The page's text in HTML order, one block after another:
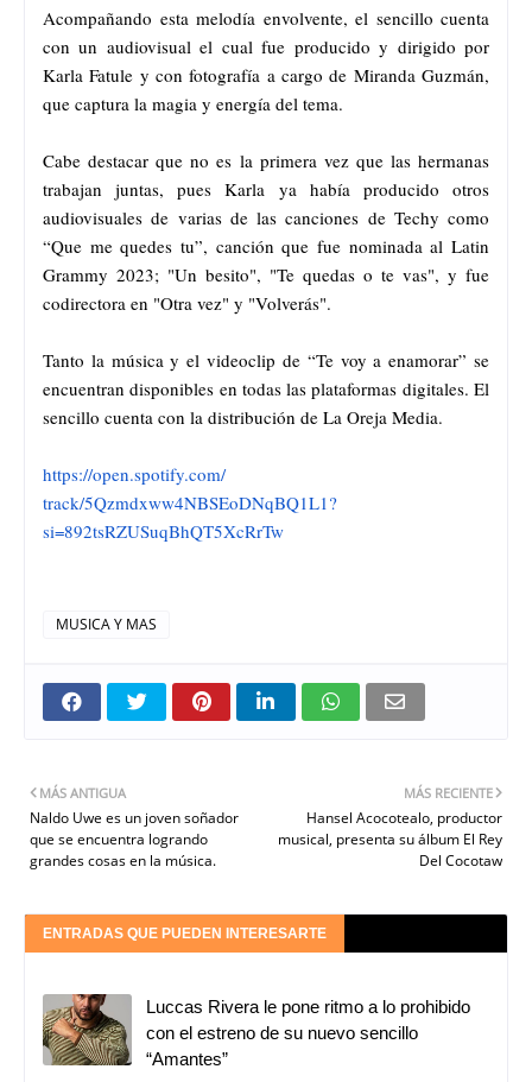
Acompañando esta melodía envolvente, el sencillo cuenta
con un audiovisual el cual fue producido y dirigido por
Karla Fatule y con fotografía a cargo de Miranda Guzmán,
que captura la magia y energía del tema.
Cabe destacar que no es la primera vez que las hermanas
trabajan juntas, pues Karla ya había producido otros
audiovisuales de varias de las canciones de Techy como
“Que me quedes tu”, canción que fue nominada al Latin
Grammy 2023; "Un besito", "Te quedas o te vas", y fue
codirectora en "Otra vez" y "Volverás".
Tanto la música y el videoclip de “Te voy a enamorar” se
encuentran disponibles en todas las plataformas digitales. El
sencillo cuenta con la distribución de La Oreja Media.
https://open.spotify.com/
track/5Qzmdxww4NBSEoDNqBQ1L1?
si=892tsRZUSuqBhQT5XcRrTw
MUSICA Y MAS
MÁS RECIENTE
Hansel Acocotealo, productor
musical, presenta su álbum El Rey
Del Cocotaw
MÁS ANTIGUA
Naldo Uwe es un joven soñador
que se encuentra logrando
grandes cosas en la música.
ENTRADAS QUE PUEDEN INTERESARTE
Luccas Rivera le pone ritmo a lo prohibido
con el estreno de su nuevo sencillo
“Amantes”